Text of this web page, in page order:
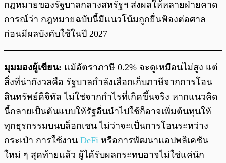
กฎหมายของรัฐบาลกลางสหรัฐฯ ส่งผลให้หลายฝ่ายคาด
การณ์ว่า กฎหมายฉบับนี้มีแนวโน้มถูกยื่นฟ้องต่อศาล
ก่อนมีผลบังคับใช้ในปี 2027
มุมมองผู้เขียน: แม้อัตราภาษี 0.2% จะดูเหมือนไม่สูง แต่
สิ่งที่น่ากังวลคือ รัฐบาลกำลังเลือกเก็บภาษีจากการโอน
สินทรัพย์ดิจิทัล ไม่ใช่จากกำไรที่เกิดขึ้นจริง หากแนวคิด
นี้กลายเป็นต้นแบบให้รัฐอื่นนำไปใช้ก็อาจเพิ่มต้นทุนให้
ทุกธุรกรรมบนบล็อกเชน ไม่ว่าจะเป็นการโอนระหว่าง
กระเป๋า การใช้งาน DeFi หรือการพัฒนาแอปพลิเคชัน
ใหม่ ๆ สุดท้ายแล้ว ผู้ได้รับผลกระทบอาจไม่ใช่แค่นัก